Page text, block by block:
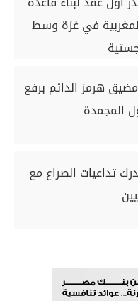
في غزة وسط
هرمز الدائم برفع
المجمدة
تداعيات الصراع مع